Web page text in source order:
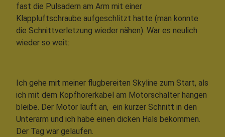
fast die Pulsadern am Arm mit einer
Klappluftschraube aufgeschlitzt hatte (man konnte
die Schnittverletzung wieder nähen). War es neulich
wieder so weit:
Ich gehe mit meiner flugbereiten Skyline zum Start, als
ich mit dem Kopfhörerkabel am Motorschalter hängen
bleibe. Der Motor läuft an, ein kurzer Schnitt in den
Unterarm und ich habe einen dicken Hals bekommen.
Der Tag war gelaufen.